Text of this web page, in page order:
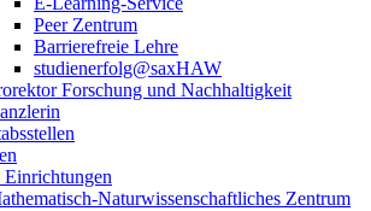
Peer Zentrum
Barrierefreie Lehre
studienerfolg@saxHAW
Forschung und Nachhaltigkeit
Einrichtungen
Naturwissenschaftliches Zentrum